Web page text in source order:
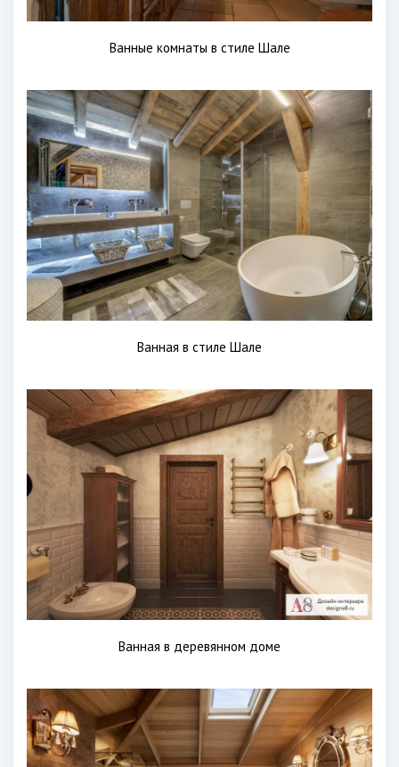
Ванные комнаты в стиле Шале
Ванная в стиле Шале
Ванная в деревянном доме